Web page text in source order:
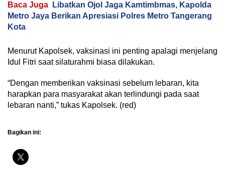
Baca Juga
Libatkan Ojol Jaga Kamtimbmas, Kapolda
Metro Jaya Berikan Apresiasi Polres Metro Tangerang
Kota
Menurut Kapolsek, vaksinasi ini penting apalagi menjelang
Idul Fitri saat silaturahmi biasa dilakukan.
“Dengan memberikan vaksinasi sebelum lebaran, kita
harapkan para masyarakat akan terlindungi pada saat
lebaran nanti,” tukas Kapolsek. (red)
Bagikan ini: